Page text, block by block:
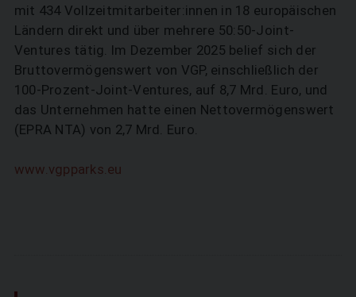
mit 434 Vollzeitmitarbeiter:innen in 18 europäischen
Ländern direkt und über mehrere 50:50-Joint-
Ventures tätig. Im Dezember 2025 belief sich der
Bruttovermögenswert von VGP, einschließlich der
100-Prozent-Joint-Ventures, auf 8,7 Mrd. Euro, und
das Unternehmen hatte einen Nettovermögenswert
(EPRA NTA) von 2,7 Mrd. Euro.
www.vgpparks.eu